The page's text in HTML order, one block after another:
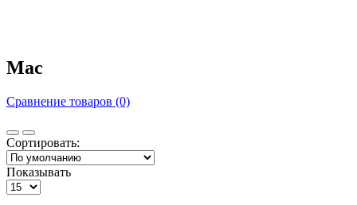
Mac
Сравнение товаров (0)
Сортировать:
Показывать